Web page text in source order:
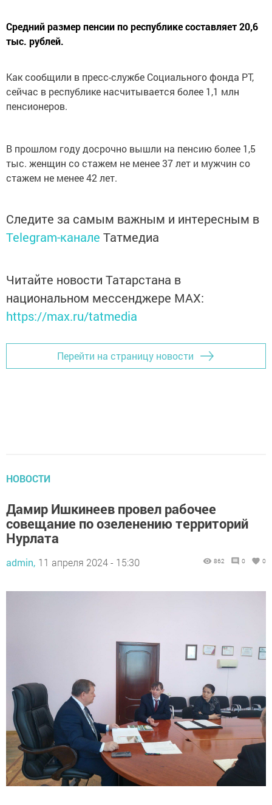
Средний размер пенсии по республике составляет 20,6
тыс. рублей.
Как сообщили в пресс-службе Социального фонда РТ,
сейчас в республике насчитывается более 1,1 млн
пенсионеров.
В прошлом году досрочно вышли на пенсию более 1,5
тыс. женщин со стажем не менее 37 лет и мужчин со
стажем не менее 42 лет.
Следите за самым важным и интересным в
Telegram-канале Татмедиа
Читайте новости Татарстана в
национальном мессенджере MАХ:
https://max.ru/tatmedia
Перейти на страницу новости
НОВОСТИ
Дамир Ишкинеев провел рабочее
совещание по озеленению территорий
Нурлата
admin, 11 апреля 2024 - 15:30 862 0 0